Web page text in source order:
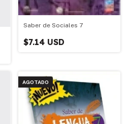
Saber de Sociales 7
$7.14 USD
AGOTADO